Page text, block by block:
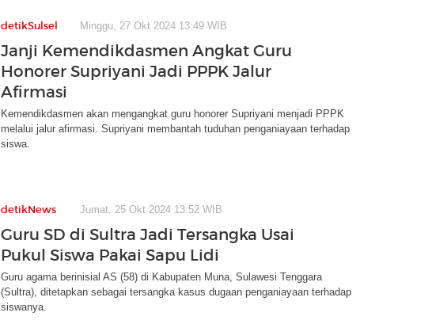
detikSulsel Minggu, 27 Okt 2024 13:49 WIB
Janji Kemendikdasmen Angkat Guru
Honorer Supriyani Jadi PPPK Jalur
Afirmasi
Kemendikdasmen akan mengangkat guru honorer Supriyani menjadi PPPK
melalui jalur afirmasi. Supriyani membantah tuduhan penganiayaan terhadap
siswa.
detikNews Jumat, 25 Okt 2024 13:52 WIB
Guru SD di Sultra Jadi Tersangka Usai
Pukul Siswa Pakai Sapu Lidi
Guru agama berinisial AS (58) di Kabupaten Muna, Sulawesi Tenggara
(Sultra), ditetapkan sebagai tersangka kasus dugaan penganiayaan terhadap
siswanya.